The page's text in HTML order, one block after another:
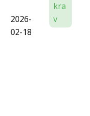
2026-
02-18
kra
v